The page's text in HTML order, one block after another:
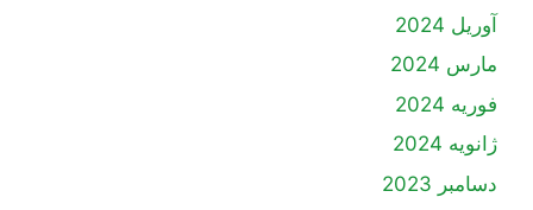
آوریل 2024
مارس 2024
فوریه 2024
ژانویه 2024
دسامبر 2023